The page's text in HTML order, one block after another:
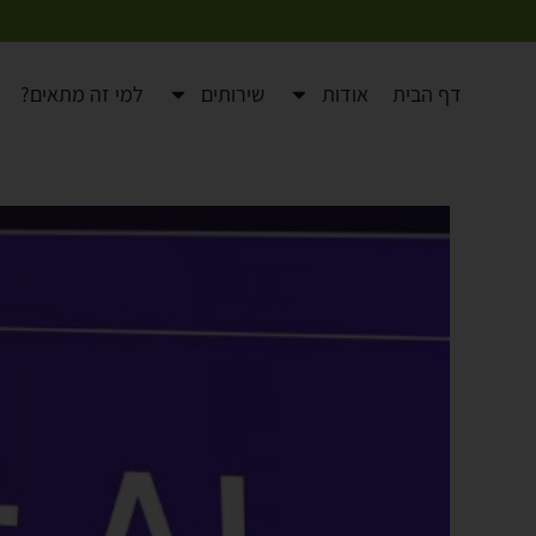
דף הבית אודות שירותים למי זה מתאים?